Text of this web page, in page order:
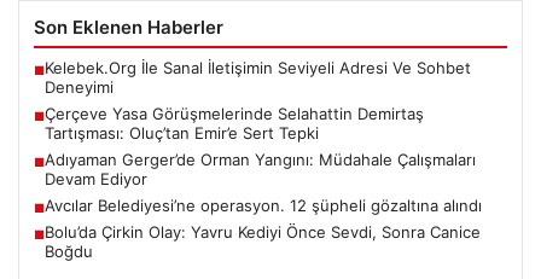
Son Eklenen Haberler
■Kelebek.Org İle Sanal İletişimin Seviyeli Adresi Ve Sohbet
Deneyimi
■Çerçeve Yasa Görüşmelerinde Selahattin Demirtaş
Tartışması: Oluç’tan Emir’e Sert Tepki
■Adıyaman Gerger’de Orman Yangını: Müdahale Çalışmaları
Devam Ediyor
■Avcılar Belediyesi’ne operasyon. 12 şüpheli gözaltına alındı
■Bolu’da Çirkin Olay: Yavru Kediyi Önce Sevdi, Sonra Canice
Boğdu